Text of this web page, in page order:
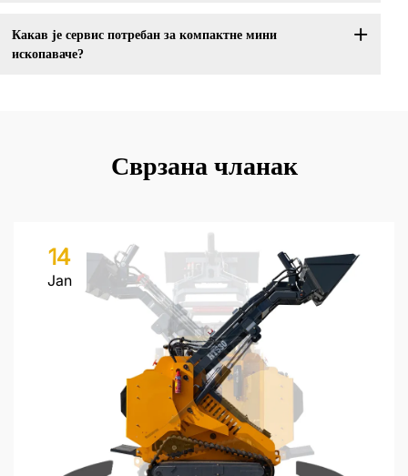
Какав је сервис потребан за компактне мини
ископаваче?
Сврзана чланак
14
Jan